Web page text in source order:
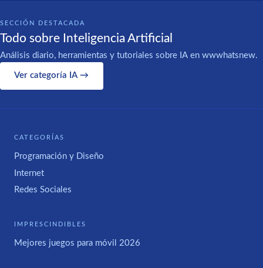
SECCIÓN DESTACADA
Todo sobre Inteligencia Artificial
Análisis diario, herramientas y tutoriales sobre IA en wwwhatsnew.
Ver categoría IA →
CATEGORÍAS
Programación y Diseño
Internet
Redes Sociales
IMPRESCINDIBLES
Mejores juegos para móvil 2026